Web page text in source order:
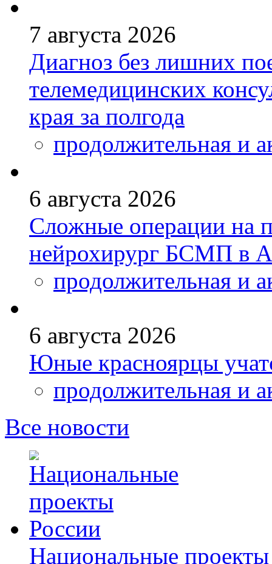
7 августа 2026
Диагноз без лишних
телемедицинских
края за полгода
продолжительная и
6 августа 2026
Сложные операции на
нейрохирург БСМП в
продолжительная и
6 августа 2026
Юные красноярцы
продолжительная и
Все новости
Национальные